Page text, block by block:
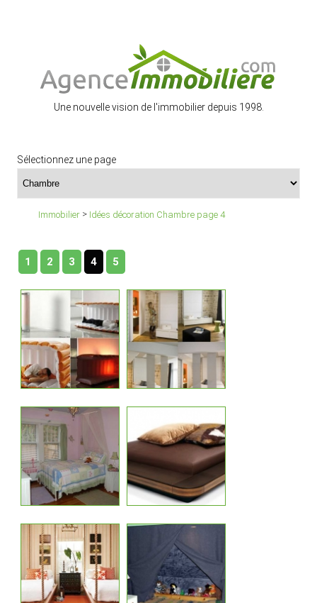
Une nouvelle vision de l'immobilier depuis 1998.
Sélectionnez une page
Immobilier > Idées décoration Chambre page 4
1 2 3 4 5